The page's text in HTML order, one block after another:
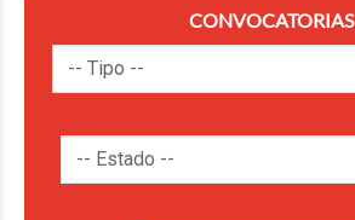
CONVOCATORIAS